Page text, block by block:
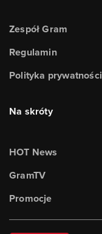
Zespół Gram
Regulamin
Polityka prywatności
Na skróty
HOT News
GramTV
Promocje